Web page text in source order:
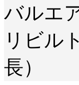
バルエ
リビル
長）